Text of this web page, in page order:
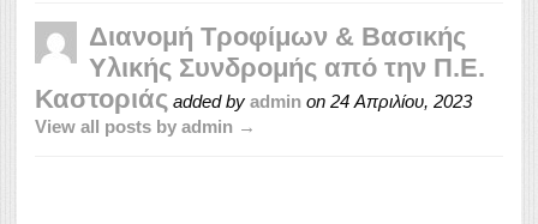
Διανομή Τροφίμων & Βασικής
Υλικής Συνδρομής από την Π.Ε.
Καστοριάς added by admin on 24 Απριλίου, 2023
View all posts by admin →